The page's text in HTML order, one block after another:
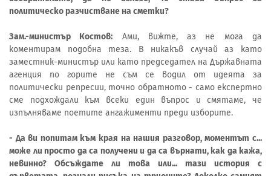
политическо разчистване на сметки?
Зам.-министър Костов: Ами, вижте, аз не мога да
коментирам подобна теза. В никакъв случай аз като
заместник-министър или като председател на Държавната
агенция по горите не съм се водил от идеята за
политически репресии, точно обратното - само експертно
сме подхождали към всеки един въпрос и смятаме, че
изпълняваме поетите ангажименти преди изборите.
- Да ви попитам към края на нашия разговор, моментът с...
може ли просто да са получени и да са върнати, как да кажа,
невинно? Обсъждате ли това или... тази история с